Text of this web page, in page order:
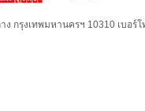
กรุงเทพมหานครฯ 10310 เบอ